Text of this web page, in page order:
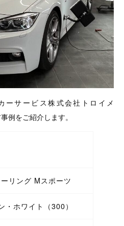
ーサービス株式会社トロイメ
例をご紹介します。
リング Mスポーツ
・ホワイト（300）